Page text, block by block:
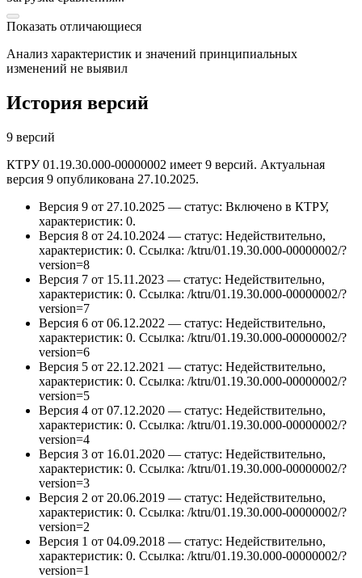
Показать отличающиеся
Анализ характеристик и значений принципиальных
изменений не выявил
История версий
9 версий
КТРУ 01.19.30.000-00000002 имеет 9 версий. Актуальная
версия 9 опубликована 27.10.2025.
Версия 9 от 27.10.2025 — статус: Включено в КТРУ,
характеристик: 0.
Версия 8 от 24.10.2024 — статус: Недействительно,
характеристик: 0. Ссылка: /ktru/01.19.30.000-00000002/?
version=8
Версия 7 от 15.11.2023 — статус: Недействительно,
характеристик: 0. Ссылка: /ktru/01.19.30.000-00000002/?
version=7
Версия 6 от 06.12.2022 — статус: Недействительно,
характеристик: 0. Ссылка: /ktru/01.19.30.000-00000002/?
version=6
Версия 5 от 22.12.2021 — статус: Недействительно,
характеристик: 0. Ссылка: /ktru/01.19.30.000-00000002/?
version=5
Версия 4 от 07.12.2020 — статус: Недействительно,
характеристик: 0. Ссылка: /ktru/01.19.30.000-00000002/?
version=4
Версия 3 от 16.01.2020 — статус: Недействительно,
характеристик: 0. Ссылка: /ktru/01.19.30.000-00000002/?
version=3
Версия 2 от 20.06.2019 — статус: Недействительно,
характеристик: 0. Ссылка: /ktru/01.19.30.000-00000002/?
version=2
Версия 1 от 04.09.2018 — статус: Недействительно,
характеристик: 0. Ссылка: /ktru/01.19.30.000-00000002/?
version=1